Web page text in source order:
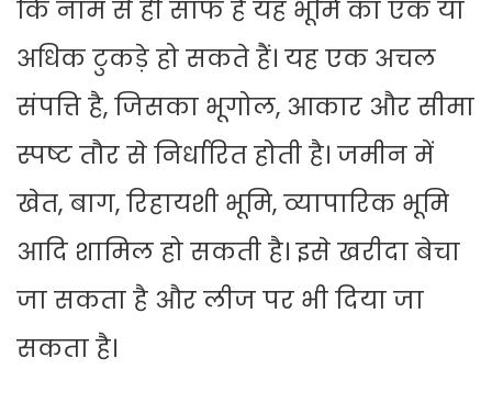
कि नाम से ही साफ है यह भूमि का एक या
अधिक टुकड़े हो सकते हैं। यह एक अचल
संपत्ति है, जिसका भूगोल, आकार और सीमा
स्पष्ट तौर से निर्धारित होती है। जमीन में
खेत, बाग, रिहायशी भूमि, व्यापारिक भूमि
आदि शामिल हो सकती है। इसे खरीदा बेचा
जा सकता है और लीज पर भी दिया जा
सकता है।